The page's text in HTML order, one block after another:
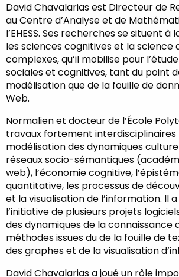
David Chavalarias est Directeur de
au Centre d’Analyse et de
l’EHESS. Ses recherches se situent
les sciences cognitives et la science
complexes, qu’il mobilise pour
sociales et cognitives, tant du point
modélisation que de la fouille de
Web.
Normalien et docteur de l’École
travaux fortement
modélisation des dynamiques
réseaux socio-sémantiques
web), l’économie cognitive,
quantitative, les processus de
et la visualisation de l’information. Il
l’initiative de plusieurs projets
des dynamiques de la connaissance
méthodes issues du de la fouille de
des graphes et de la visualisation
David Chavalarias a joué un rôle